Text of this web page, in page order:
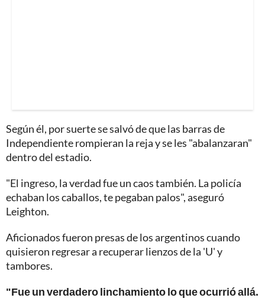
Según él, por suerte se salvó de que las barras de
Independiente rompieran la reja y se les "abalanzaran"
dentro del estadio.
"El ingreso, la verdad fue un caos también. La policía
echaban los caballos, te pegaban palos", aseguró
Leighton.
Aficionados fueron presas de los argentinos cuando
quisieron regresar a recuperar lienzos de la 'U' y
tambores.
"Fue un verdadero linchamiento lo que ocurrió allá.